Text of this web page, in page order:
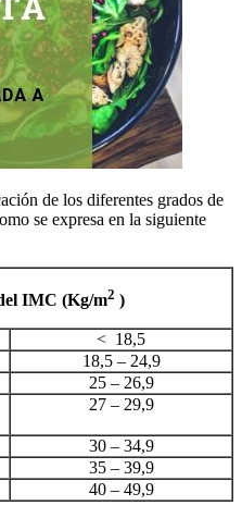
de los diferentes grados de
se expresa en la siguiente
IMC (Kg/m2 )
< 18,5
18,5 – 24,9
25 – 26,9
27 – 29,9
30 – 34,9
35 – 39,9
40 – 49,9